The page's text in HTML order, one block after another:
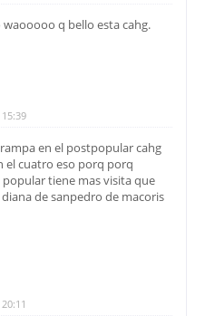
q bello esta cahg.
en el postpopular cahg
el cuatro eso porq porq
tiene mas visita que
de sanpedro de macoris